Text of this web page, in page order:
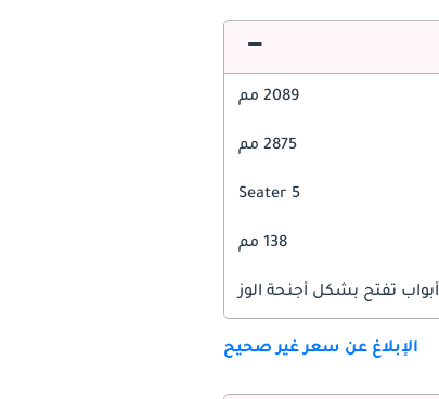
2089 مم
2875 مم
5 Seater
138 مم
أبواب تفتح بشكل أجنحة الوز
الإبلاغ عن سعر غير صحيح